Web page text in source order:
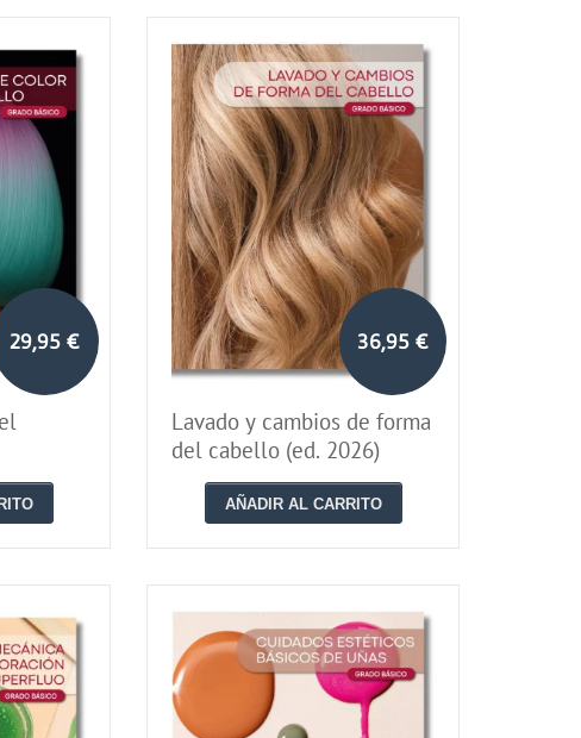
29,95 € 36,95 €
Lavado y cambios de forma
del cabello (ed. 2026)
AÑADIR AL CARRITO